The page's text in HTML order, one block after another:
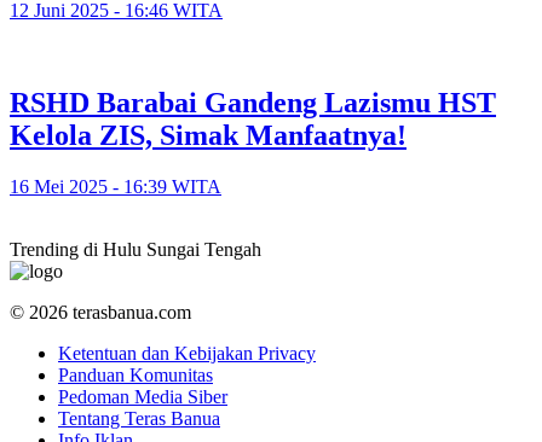
12 Juni 2025 - 16:46 WITA
RSHD Barabai Gandeng Lazismu HST
Kelola ZIS, Simak Manfaatnya!
16 Mei 2025 - 16:39 WITA
Trending di Hulu Sungai Tengah
© 2026 terasbanua.com
Ketentuan dan Kebijakan Privacy
Panduan Komunitas
Pedoman Media Siber
Tentang Teras Banua